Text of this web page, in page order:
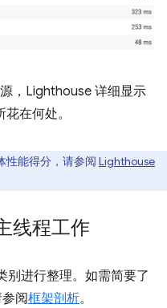
，Lighthouse 详细显示
在何处。
性能得分，请参阅 Lighthouse
线程工作
别进行整理。如需简要了
阅框架剖析。